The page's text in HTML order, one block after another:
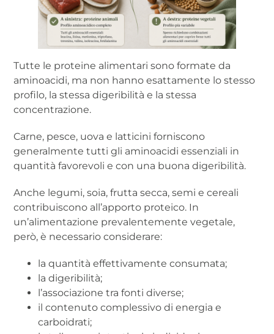
Tutte le proteine alimentari sono formate da
aminoacidi, ma non hanno esattamente lo stesso
profilo, la stessa digeribilità e la stessa
concentrazione.
Carne, pesce, uova e latticini forniscono
generalmente tutti gli aminoacidi essenziali in
quantità favorevoli e con una buona digeribilità.
Anche legumi, soia, frutta secca, semi e cereali
contribuiscono all’apporto proteico. In
un’alimentazione prevalentemente vegetale,
però, è necessario considerare:
la quantità effettivamente consumata;
la digeribilità;
l’associazione tra fonti diverse;
il contenuto complessivo di energia e
carboidrati;